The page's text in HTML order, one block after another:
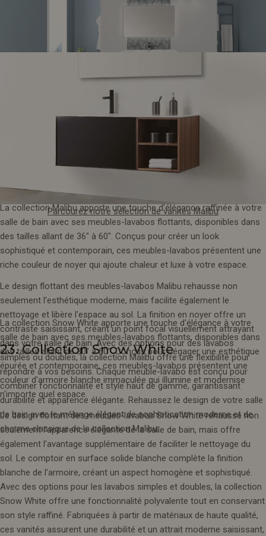
Parcourez notre sélection de vanités Malibu
La collection Malibu apporte une touche d'élégance raffinée à votre
salle de bain avec ses meubles-lavabos flottants, disponibles dans
des tailles allant de 36" à 60". Conçus pour créer un look
sophistiqué et contemporain, ces meubles-lavabos présentent une
riche couleur de noyer qui ajoute chaleur et luxe à votre espace.
Le design flottant des meubles-lavabos Malibu rehausse non
seulement l'esthétique moderne, mais facilite également le
nettoyage et libère l'espace au sol. La finition en noyer offre un
contraste saisissant, créant un point focal visuellement attrayant
dans votre salle de bain. Avec des options pour des lavabos
simples ou doubles, la collection Malibu offre une flexibilité pour
répondre à vos besoins. Chaque meuble-lavabo est conçu pour
combiner fonctionnalité et style haut de gamme, garantissant
durabilité et apparence élégante. Rehaussez le design de votre salle
de bain avec le mélange élégant de sophistication moderne et de
charme classique de la collection Malibu.
23. Collection Snow White
La collection Snow White apporte une touche d'élégance à votre
salle de bain avec ses meubles-lavabos flottants, disponibles dans
des tailles allant de 30" à 60". Conçus pour dégager une esthétique
épurée et contemporaine, ces meubles-lavabos présentent une
couleur d'armoire blanche immaculée qui illumine et modernise
n'importe quel espace.
Le design flottant des meubles-lavabos Snow White rehausse non
seulement l'apparence élégante de la salle de bain, mais offre
également l'avantage supplémentaire de faciliter le nettoyage du
sol. Le comptoir en surface solide blanche complète la finition
blanche de l'armoire, créant un aspect homogène et sophistiqué.
Avec des options pour les lavabos simples et doubles, la collection
Snow White offre une fonctionnalité polyvalente tout en conservant
son style raffiné. Fabriquées à partir de matériaux de haute qualité,
ces vanités assurent une durabilité et un attrait moderne saisissant,